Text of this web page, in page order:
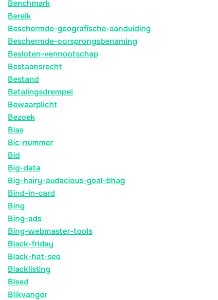
Benchmark
Bereik
Beschermde-geografische-aanduiding
Beschermde-oorsprongsbenaming
Besloten-vennootschap
Bestaansrecht
Bestand
Betalingsdrempel
Bewaarplicht
Bezoek
Bias
Bic-nummer
Bid
Big-data
Big-hairy-audacious-goal-bhag
Bind-in-card
Bing
Bing-ads
Bing-webmaster-tools
Black-friday
Black-hat-seo
Blacklisting
Bleed
Blikvanger